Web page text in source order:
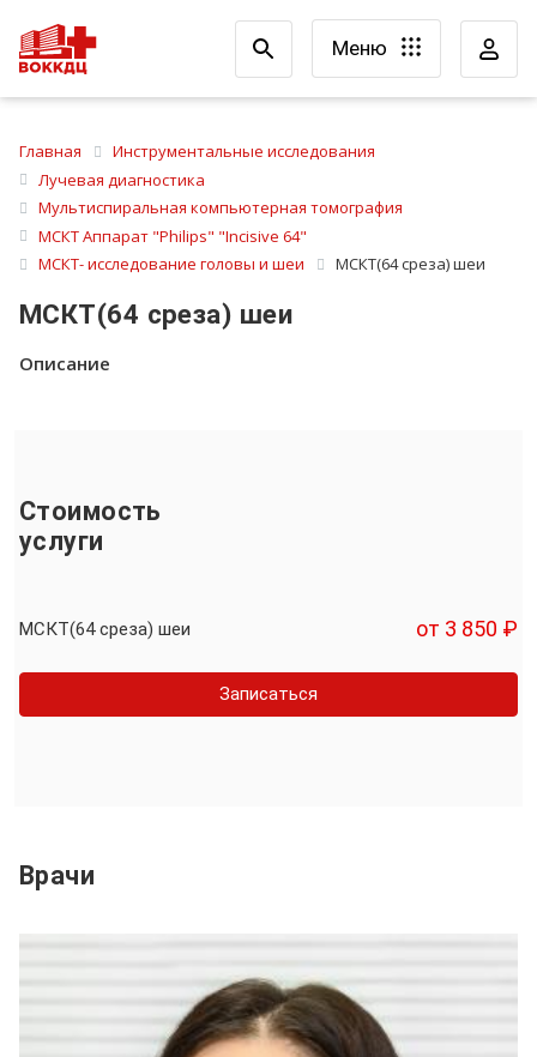
Меню
Главная
Инструментальные исследования
Лучевая диагностика
Мультиспиральная компьютерная томография
МСКТ Аппарат "Philips" "Incisive 64"
МСКТ- исследование головы и шеи
МСКТ(64 среза) шеи
МСКТ(64 среза) шеи
Описание
Стоимость
услуги
МСКТ(64 среза) шеи от 3 850 ₽
Записаться
Врачи